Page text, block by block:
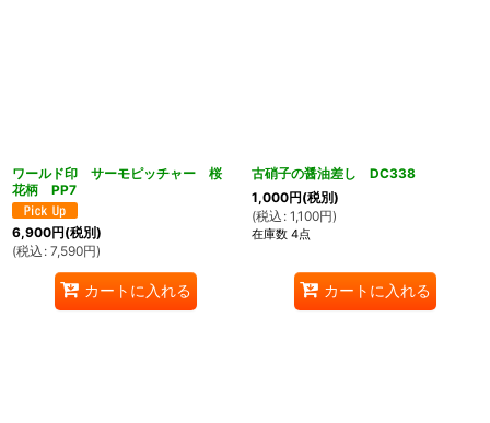
ワールド印 サーモピッチャー 桜
花柄 PP7
6,900円(税別)
(税込 : 7,590円)
カートに入れる
古硝子の醤油差し DC338
1,000円(税別)
(税込 : 1,100円)
在庫数 4点
カートに入れる